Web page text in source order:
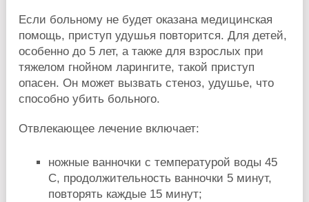
Если больному не будет оказана медицинская
помощь, приступ удушья повторится. Для детей,
особенно до 5 лет, а также для взрослых при
тяжелом гнойном ларингите, такой приступ
опасен. Он может вызвать стеноз, удушье, что
способно убить больного.
Отвлекающее лечение включает:
ножные ванночки с температурой воды 45
С, продолжительность ванночки 5 минут,
повторять каждые 15 минут;